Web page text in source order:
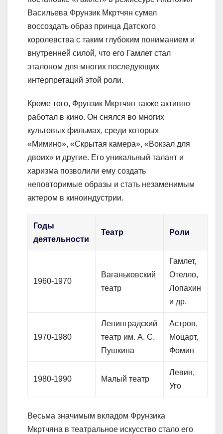
Васильева Фрунзик Мкртчян сумел
воссоздать образ принца Датского
королевства с таким глубоким пониманием и
внутренней силой, что его Гамлет стал
эталоном для многих последующих
интерпретаций этой роли.
Кроме того, Фрунзик Мкртчян также активно
работал в кино. Он снялся во многих
культовых фильмах, среди которых
«Мимино», «Скрытая камера», «Вокзал для
двоих» и другие. Его уникальный талант и
харизма позволили ему создать
неповторимые образы и стать незаменимым
актером в киноиндустрии.
Годы
деятельности
Театр Роли
1960-1970
Ваганьковский
театр
Гамлет,
Отелло,
Лопахин
и др.
1970-1980
Ленинградский
театр им. А. С.
Пушкина
Астров,
Моцарт,
Фомин
1980-1990 Малый театр
Левин,
Уго
Весьма значимым вкладом Фрунзика
Мкртчяна в театральное искусство стало его